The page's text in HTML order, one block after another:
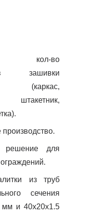
кол-во
зашивки
(каркас,
штакетник,
производство.
решение для
из труб
сечения
мм и 40х20х1.5